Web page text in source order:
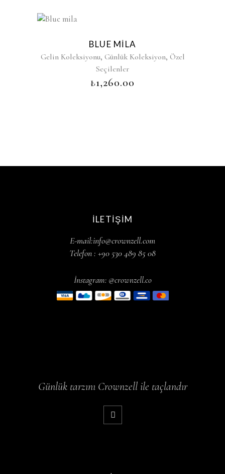
BLUE MILA
Gelin Koleksiyonu, Günlük Koleksiyon, Özel
Seçilenler
₺1,260.00
İLETIŞIM
E-mail:info@crownzell.com
Telefon : +90 530 489 85 08
İnstagram: @crownzell.co
Günlük tarzını Crownzell ile taçlandır